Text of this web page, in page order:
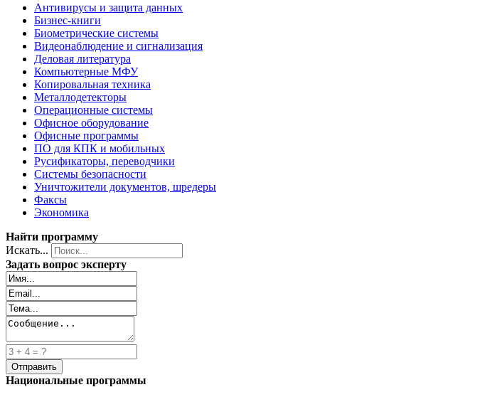
Антивирусы и защита данных
Бизнес-книги
Биометрические системы
Видеонаблюдение и сигнализация
Деловая литература
Компьютерные МФУ
Копировальная техника
Металлодетекторы
Операционные системы
Офисное оборудование
Офисные программы
ПО для КПК и мобильных
Русификаторы, переводчики
Системы безопасности
Уничтожители документов, шредеры
Факсы
Экономика
Найти программу
Искать...
Задать вопрос эксперту
Национальные программы